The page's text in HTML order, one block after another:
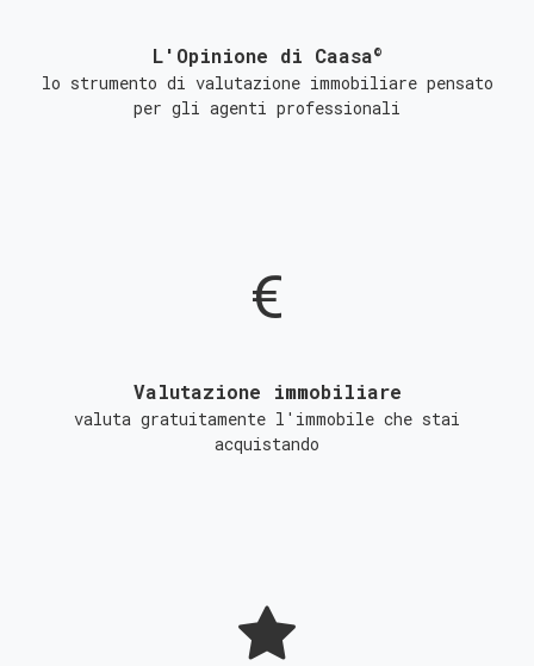
L'Opinione di Caasa©
lo strumento di valutazione immobiliare pensato
per gli agenti professionali
Valutazione immobiliare
valuta gratuitamente l'immobile che stai
acquistando